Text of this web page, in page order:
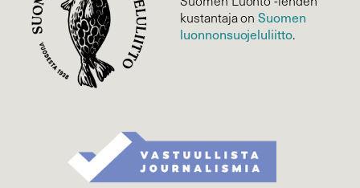
kustantaja onSuomen
luonnonsuojelu­liitto.